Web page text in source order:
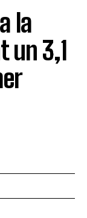
la
un 3,1